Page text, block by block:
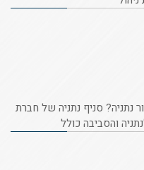
סניף נתניה של חברת
והסביבה כולל